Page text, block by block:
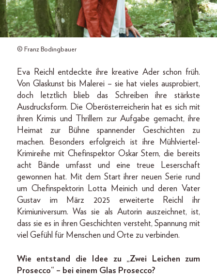
© Franz Bodingbauer
Eva Reichl entdeckte ihre kreative Ader schon früh.
Von Glaskunst bis Malerei – sie hat vieles ausprobiert,
doch letztlich blieb das Schreiben ihre stärkste
Ausdrucksform. Die Oberösterreicherin hat es sich mit
ihren Krimis und Thrillern zur Aufgabe gemacht, ihre
Heimat zur Bühne spannender Geschichten zu
machen. Besonders erfolgreich ist ihre Mühlviertel-
Krimireihe mit Chefinspektor Oskar Stern, die bereits
acht Bände umfasst und eine treue Leserschaft
gewonnen hat. Mit dem Start ihrer neuen Serie rund
um Chefinspektorin Lotta Meinich und deren Vater
Gustav im März 2025 erweiterte Reichl ihr
Krimiuniversum. Was sie als Autorin auszeichnet, ist,
dass sie es in ihren Geschichten versteht, Spannung mit
viel Gefühl für Menschen und Orte zu verbinden.
Wie entstand die Idee zu „Zwei Leichen zum
Prosecco“ – bei einem Glas Prosecco?